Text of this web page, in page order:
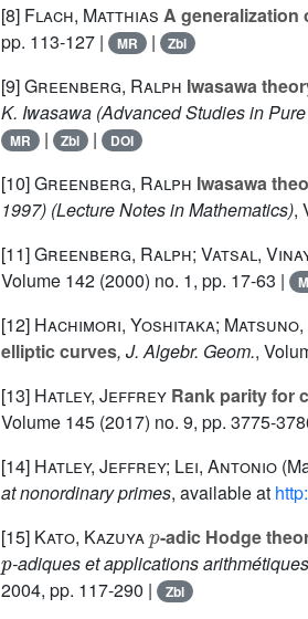
[8] Flach, Matthias A generalization
pp. 113-127 |
MR | Zbl
[9]Greenberg, Ralph Iwasawa
K. Iwasawa (Advanced Studies in
MR | Zbl | DOI
[10]Greenberg, Ralph Iwasawa
1997) (Lecture Notes in Mathematics),
[11]Greenberg, Ralph; Vatsal,
Volume 142 (2000) no. 1, pp. 17-63 |
[12] Hachimori, Yoshitaka; Matsuno,
elliptic curves, J. Algebr. Geom.,
[13] Hatley, Jeffrey Rank parity for
Volume 145 (2017) no. 9, pp. 3775-
[14] Hatley, Jeffrey; Lei, Antonio
at nonordinary primes, available at
[15] Kato, Kazuya -adic Hodge
p
-adiques et applications
2004, pp. 117-290 |
Zbl